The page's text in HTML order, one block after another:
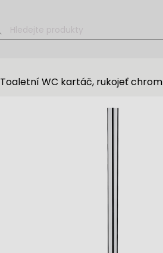
Toaletní WC kartáč, rukojeť chrom